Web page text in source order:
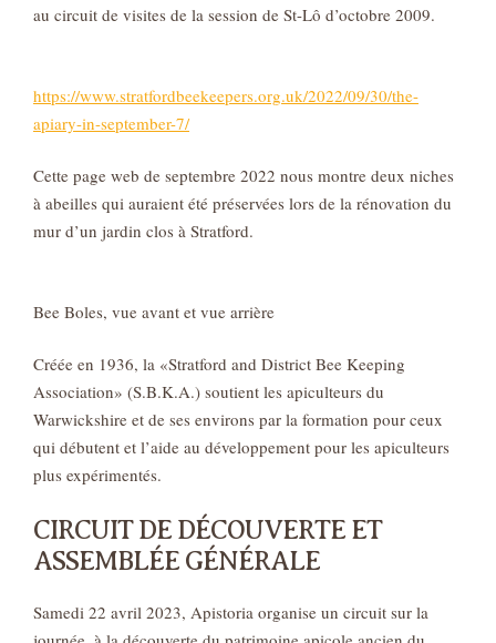
au circuit de visites de la session de St-Lô d’octobre 2009.
https://www.stratfordbeekeepers.org.uk/2022/09/30/the-
apiary-in-september-7/
Cette page web de septembre 2022 nous montre deux niches
à abeilles qui auraient été préservées lors de la rénovation du
mur d’un jardin clos à Stratford.
Bee Boles, vue avant et vue arrière
Créée en 1936, la «Stratford and District Bee Keeping
Association» (S.B.K.A.) soutient les apiculteurs du
Warwickshire et de ses environs par la formation pour ceux
qui débutent et l’aide au développement pour les apiculteurs
plus expérimentés.
CIRCUIT DE DÉCOUVERTE ET
ASSEMBLÉE GÉNÉRALE
Samedi 22 avril 2023, Apistoria organise un circuit sur la